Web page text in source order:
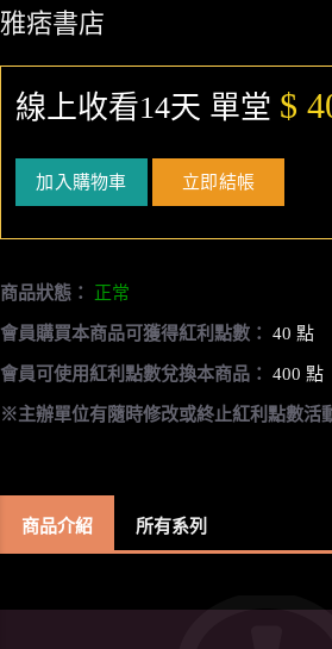
雅痞書店
線上收看14天 單堂 $
加入購物車 立即結帳
商品狀態： 正常
會員購買本商品可獲得紅利點數： 40 點
會員可使用紅利點數兌換本商品： 400 點
※主辦單位有隨時修改或終止紅利點數活
商品介紹 所有系列